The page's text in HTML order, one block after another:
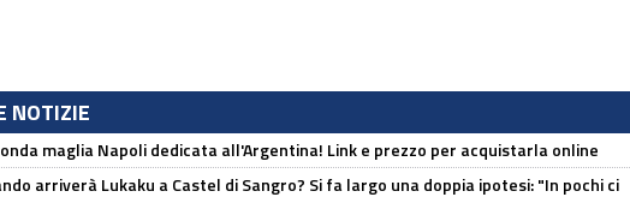
NOTIZIE
maglia Napoli dedicata all'Argentina! Link e prezzo per acquistarla online
arriverà Lukaku a Castel di Sangro? Si fa largo una doppia ipotesi: "In pochi ci